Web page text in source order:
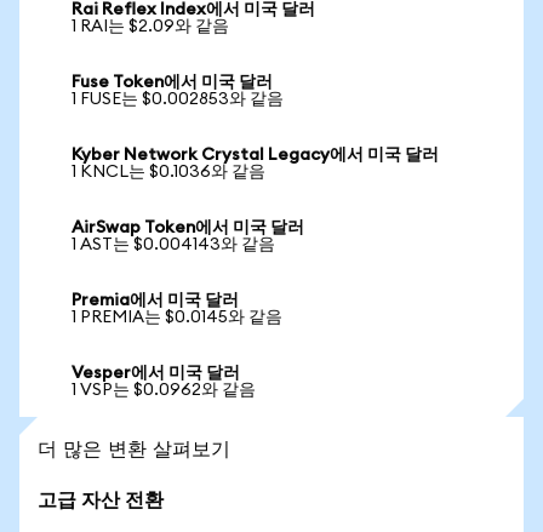
Rai Reflex Index에서 미국 달러
1 RAI는 $2.09와 같음
Fuse Token에서 미국 달러
1 FUSE는 $0.002853와 같음
Kyber Network Crystal Legacy에서 미국 달러
1 KNCL는 $0.1036와 같음
AirSwap Token에서 미국 달러
1 AST는 $0.004143와 같음
Premia에서 미국 달러
1 PREMIA는 $0.0145와 같음
Vesper에서 미국 달러
1 VSP는 $0.0962와 같음
더 많은 변환 살펴보기
고급 자산 전환